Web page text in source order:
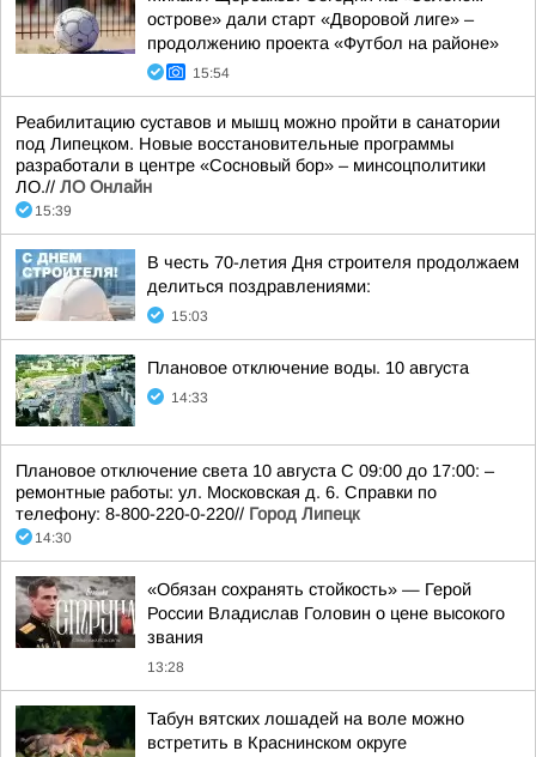
острове» дали старт «Дворовой лиге» –
продолжению проекта «Футбол на районе»
15:54
Реабилитацию суставов и мышц можно пройти в санатории
под Липецком. Новые восстановительные программы
разработали в центре «Сосновый бор» – минсоцполитики
ЛО.// ЛО Онлайн
15:39
В честь 70-летия Дня строителя продолжаем
делиться поздравлениями:
15:03
Плановое отключение воды. 10 августа
14:33
Плановое отключение света 10 августа С 09:00 до 17:00: –
ремонтные работы: ул. Московская д. 6. Справки по
телефону: 8-800-220-0-220// Город Липецк
14:30
«Обязан сохранять стойкость» — Герой
России Владислав Головин о цене высокого
звания
13:28
Табун вятских лошадей на воле можно
встретить в Краснинском округе